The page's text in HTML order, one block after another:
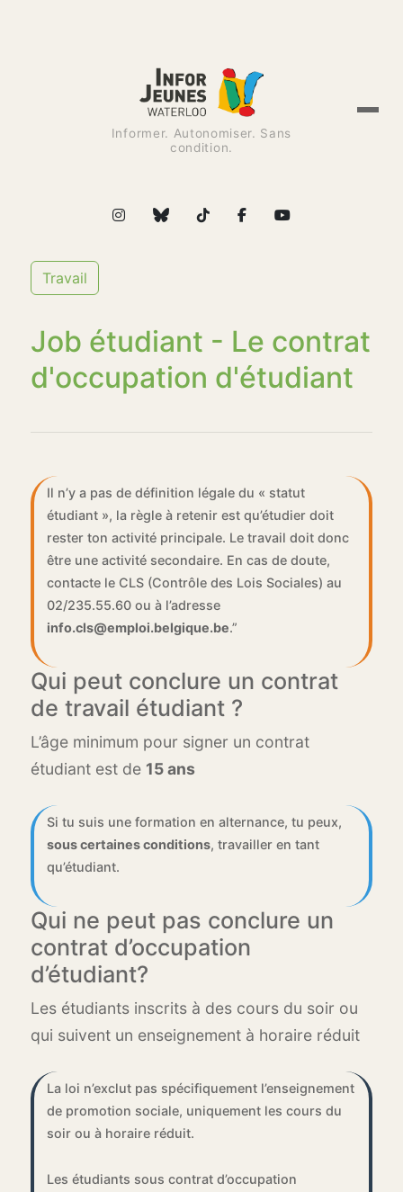
Informer. Autonomiser. Sans
condition.
Travail
Job étudiant - Le contrat
d'occupation d'étudiant
Il n’y a pas de définition légale du « statut
étudiant », la règle à retenir est qu’étudier doit
rester ton activité principale. Le travail doit donc
être une activité secondaire. En cas de doute,
contacte le CLS (Contrôle des Lois Sociales) au
02/235.55.60 ou à l’adresse
info.cls@emploi.belgique.be.”
Qui peut conclure un contrat
de travail étudiant ?
L’âge minimum pour signer un contrat
étudiant est de 15 ans
Si tu suis une formation en alternance, tu peux,
sous certaines conditions, travailler en tant
qu’étudiant.
Qui ne peut pas conclure un
contrat d’occupation
d’étudiant?
Les étudiants inscrits à des cours du soir ou
qui suivent un enseignement à horaire réduit
La loi n’exclut pas spécifiquement l’enseignement
de promotion sociale, uniquement les cours du
soir ou à horaire réduit.
Les étudiants sous contrat d’occupation